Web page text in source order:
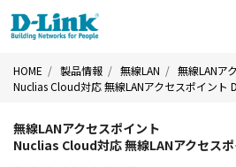
HOME 製品情報 無線LAN
無線LANア
Nuclias Cloud対応 無線LANアクセスポイント
無線LANアクセスポイント
Nuclias Cloud対応 無線LANアクセス